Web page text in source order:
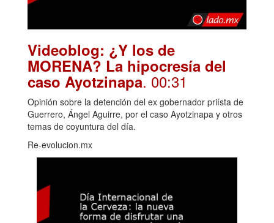
Videoblog: ¿Y los de
MORENA? La hipocresía del
caso Ayotzinapa. 00:31
Opinión sobre la detención del ex gobernador priísta de
Guerrero, Ángel Aguirre, por el caso Ayotzinapa y otros
temas de coyuntura del día.
Re-evolucion.mx